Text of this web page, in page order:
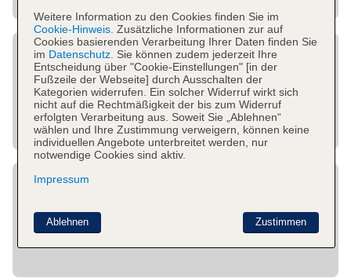
Weitere Information zu den Cookies finden Sie im
Cookie-Hinweis. Zusätzliche Informationen zur auf
Cookies basierenden Verarbeitung Ihrer Daten finden Sie
im Datenschutz. Sie können zudem jederzeit Ihre
Entscheidung über "Cookie-Einstellungen" [in der
Fußzeile der Webseite] durch Ausschalten der
Kategorien widerrufen. Ein solcher Widerruf wirkt sich
nicht auf die Rechtmäßigkeit der bis zum Widerruf
erfolgten Verarbeitung aus. Soweit Sie „Ablehnen“
wählen und Ihre Zustimmung verweigern, können keine
individuellen Angebote unterbreitet werden, nur
notwendige Cookies sind aktiv.
Impressum
Zustimmen
Ablehnen